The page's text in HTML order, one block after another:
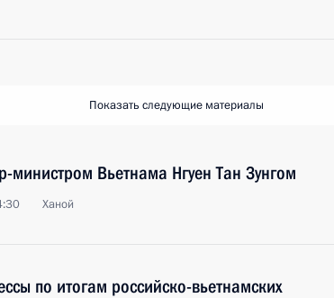
Показать следующие материалы
министром Вьетнама Нгуен Тан Зунгом
Ханой
по итогам российско-вьетнамских